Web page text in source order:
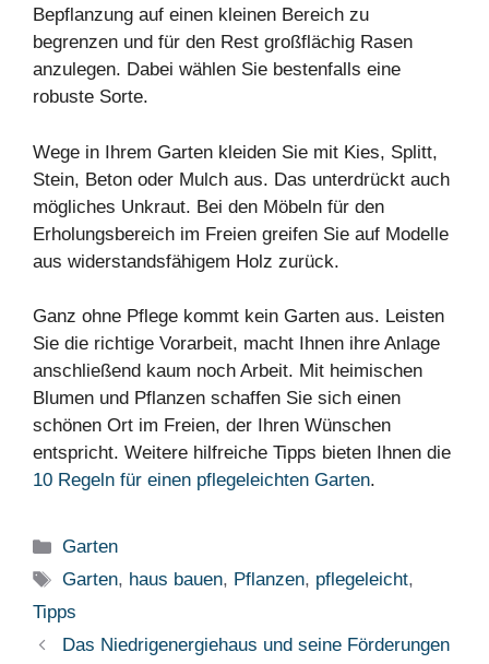
Bepflanzung auf einen kleinen Bereich zu
begrenzen und für den Rest großflächig Rasen
anzulegen. Dabei wählen Sie bestenfalls eine
robuste Sorte.
Wege in Ihrem Garten kleiden Sie mit Kies, Splitt,
Stein, Beton oder Mulch aus. Das unterdrückt auch
mögliches Unkraut. Bei den Möbeln für den
Erholungsbereich im Freien greifen Sie auf Modelle
aus widerstandsfähigem Holz zurück.
Ganz ohne Pflege kommt kein Garten aus. Leisten
Sie die richtige Vorarbeit, macht Ihnen ihre Anlage
anschließend kaum noch Arbeit. Mit heimischen
Blumen und Pflanzen schaffen Sie sich einen
schönen Ort im Freien, der Ihren Wünschen
entspricht. Weitere hilfreiche Tipps bieten Ihnen die
10 Regeln für einen pflegeleichten Garten.
Kategorien
Garten
Schlagwörter
Garten, haus bauen, Pflanzen, pflegeleicht,
Tipps
Das Niedrigenergiehaus und seine Förderungen